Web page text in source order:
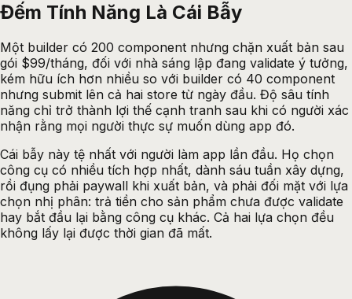
Đếm Tính Năng Là Cái Bẫy
Một builder có 200 component nhưng chặn xuất bản sau
gói $99/tháng, đối với nhà sáng lập đang validate ý tưởng,
kém hữu ích hơn nhiều so với builder có 40 component
nhưng submit lên cả hai store từ ngày đầu. Độ sâu tính
năng chỉ trở thành lợi thế cạnh tranh sau khi có người xác
nhận rằng mọi người thực sự muốn dùng app đó.
Cái bẫy này tệ nhất với người làm app lần đầu. Họ chọn
công cụ có nhiều tích hợp nhất, dành sáu tuần xây dựng,
rồi đụng phải paywall khi xuất bản, và phải đối mặt với lựa
chọn nhị phân: trả tiền cho sản phẩm chưa được validate
hay bắt đầu lại bằng công cụ khác. Cả hai lựa chọn đều
không lấy lại được thời gian đã mất.